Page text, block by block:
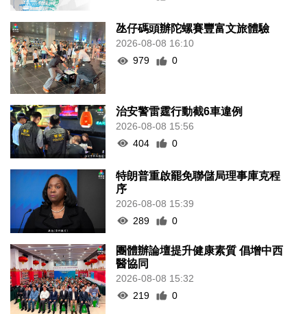
氹仔碼頭辦陀螺賽豐富文旅體驗
2026-08-08 16:10
979
0
治安警雷霆行動截6車違例
2026-08-08 15:56
404
0
特朗普重啟罷免聯儲局理事庫克程
序
2026-08-08 15:39
289
0
團體辦論壇提升健康素質 倡增中西
醫協同
2026-08-08 15:32
219
0